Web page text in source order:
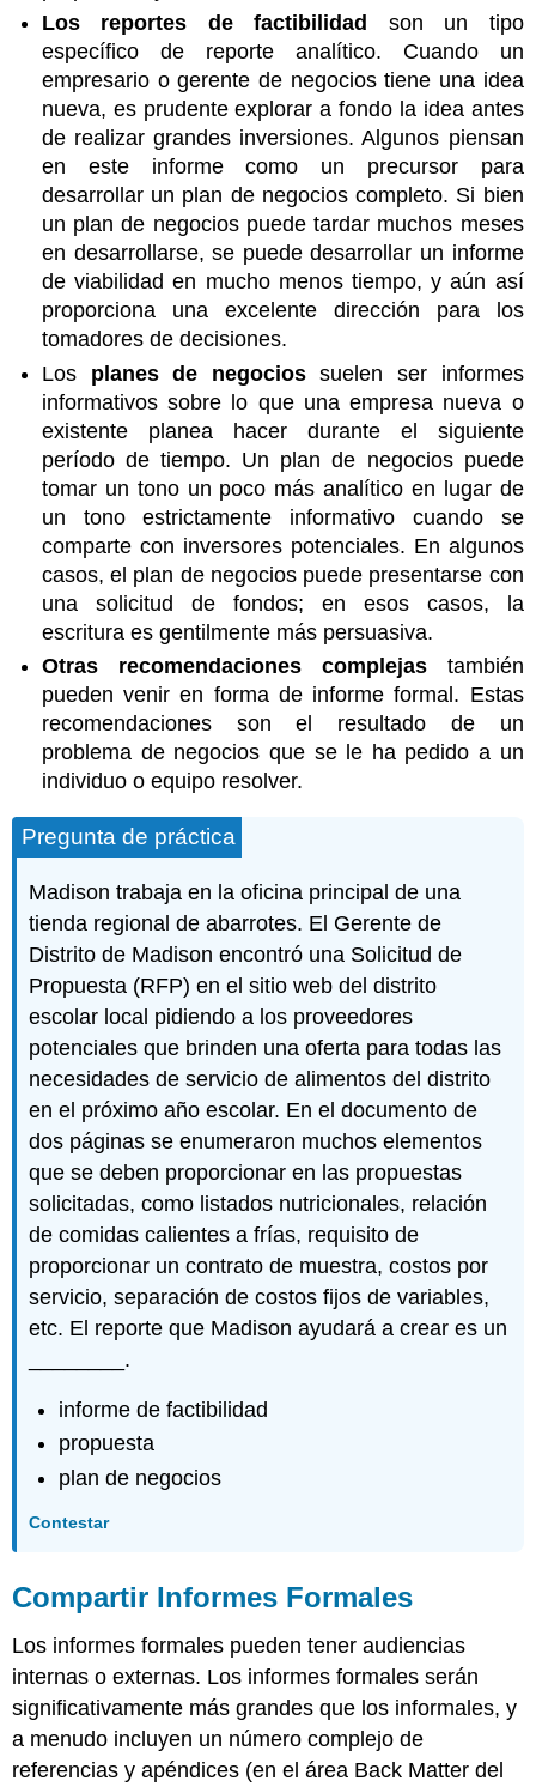
Los reportes de factibilidad
son un tipo
específico de reporte analítico. Cuando un
empresario o gerente de negocios tiene una idea
nueva, es prudente explorar a fondo la idea antes
de realizar grandes inversiones. Algunos piensan
en este informe como un precursor para
desarrollar un plan de negocios completo. Si bien
un plan de negocios puede tardar muchos meses
en desarrollarse, se puede desarrollar un informe
de viabilidad en mucho menos tiempo, y aún así
proporciona una excelente dirección para los
tomadores de decisiones.
Los planes de negociossuelen ser informes
informativos sobre lo que una empresa nueva o
existente planea hacer durante el siguiente
período de tiempo. Un plan de negocios puede
tomar un tono un poco más analítico en lugar de
un tono estrictamente informativo cuando se
comparte con inversores potenciales. En algunos
casos, el plan de negocios puede presentarse con
una solicitud de fondos; en esos casos, la
escritura es gentilmente más persuasiva.
Otras recomendaciones complejastambién
pueden venir en forma de informe formal. Estas
recomendaciones son el resultado de un
problema de negocios que se le ha pedido a un
individuo o equipo resolver.
Pregunta de práctica
Madison trabaja en la oficina principal de una
tienda regional de abarrotes. El Gerente de
Distrito de Madison encontró una Solicitud de
Propuesta (RFP) en el sitio web del distrito
escolar local pidiendo a los proveedores
potenciales que brinden una oferta para todas las
necesidades de servicio de alimentos del distrito
en el próximo año escolar. En el documento de
dos páginas se enumeraron muchos elementos
que se deben proporcionar en las propuestas
solicitadas, como listados nutricionales, relación
de comidas calientes a frías, requisito de
proporcionar un contrato de muestra, costos por
servicio, separación de costos fijos de variables,
etc. El reporte que Madison ayudará a crear es un
________.
informe de factibilidad
propuesta
plan de negocios
Contestar
Compartir Informes Formales
Los informes formales pueden tener audiencias
internas o externas. Los informes formales serán
significativamente más grandes que los informales, y
a menudo incluyen un número complejo de
referencias y apéndices (en el área Back Matter del